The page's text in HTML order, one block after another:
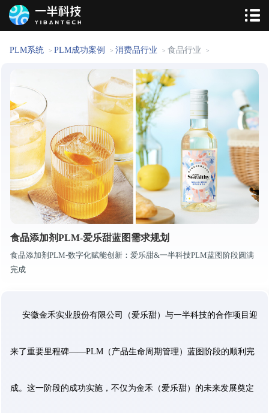
PLM系统 > PLM成功案例 > 消费品行业 > 食品行业 >
食品添加剂PLM-爱乐甜蓝图需求规划
食品添加剂PLM-数字化赋能创新：爱乐甜&一半科技PLM蓝图阶段圆满
完成
安徽金禾实业股份有限公司（爱乐甜）与一半科技的合作项目迎
来了重要里程碑——PLM（产品生命周期管理）蓝图阶段的顺利完
成。这一阶段的成功实施，不仅为金禾 （爱乐甜） 的未来发展奠定